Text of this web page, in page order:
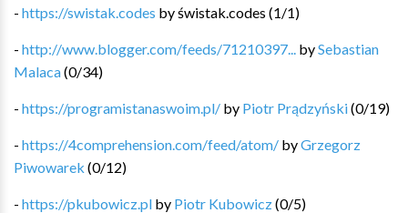
- https://swistak.codes byświstak.codes (1/1)
- http://www.blogger.com/feeds/71210397... bySebastian
Malaca(0/34)
- https://programistanaswoim.pl/ by Piotr Prądzyński(0/19)
- https://4comprehension.com/feed/atom/ byGrzegorz
Piwowarek (0/12)
- https://pkubowicz.pl by Piotr Kubowicz(0/5)